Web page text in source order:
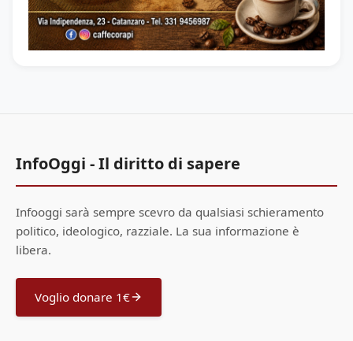
InfoOggi - Il diritto di sapere
Infooggi sarà sempre scevro da qualsiasi schieramento
politico, ideologico, razziale. La sua informazione è
libera.
Voglio donare 1€